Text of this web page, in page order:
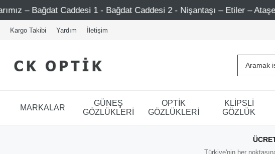
Bağdat Caddesi 1 - Bağdat Caddesi 2 - Nişantaşı – Etiler – Ataşehir
Kargo Takibi Yardım İletişim
MARKALAR
GÜNEŞ
GÖZLÜKLERİ
OPTİK
GÖZLÜKLERİ
KLİPSLİ
GÖZLÜK
Türkiye'nin her